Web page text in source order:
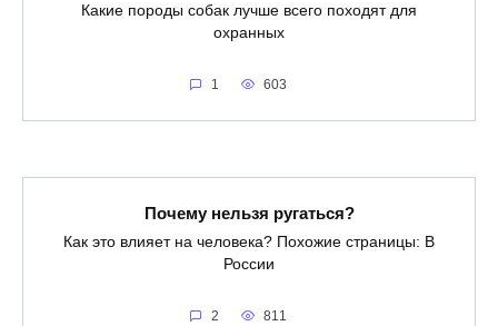
Какие породы собак лучше всего походят для
охранных
1 603
Почему нельзя ругаться?
Как это влияет на человека? Похожие страницы: В
России
2 811